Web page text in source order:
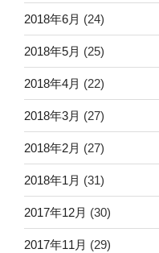
2018年6月 (24)
2018年5月 (25)
2018年4月 (22)
2018年3月 (27)
2018年2月 (27)
2018年1月 (31)
2017年12月 (30)
2017年11月 (29)